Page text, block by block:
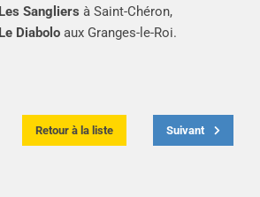
Les Sangliers à Saint-Chéron,
Le Diaboloaux Granges-le-Roi.
Retour à la liste Suivant